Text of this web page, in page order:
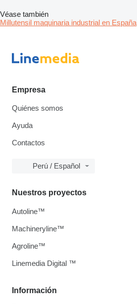
Véase también
Millutensil maquinaria industrial en España
Empresa
Quiénes somos
Ayuda
Contactos
Perú / Español
Información
Nuestros proyectos
Autoline™
Machineryline™
Agroline™
Linemedia Digital ™